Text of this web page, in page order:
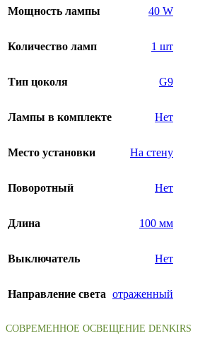
Мощность лампы 40 W
Количество ламп 1 шт
Тип цоколя G9
Лампы в комплекте Нет
Место установки На стену
Поворотный Нет
Длина 100 мм
Выключатель Нет
Направление света отраженный
СОВРЕМЕННОЕ ОСВЕЩЕНИЕ DENKIRS